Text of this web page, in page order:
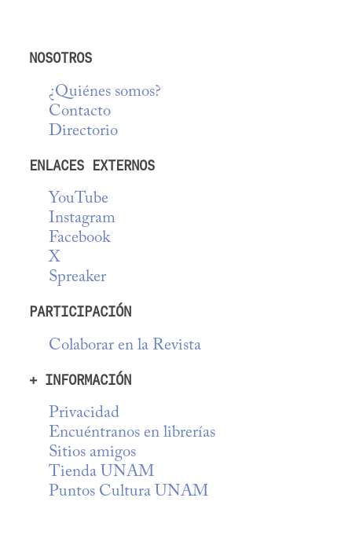
NOSOTROS
¿Quiénes somos?
Contacto
Directorio
ENLACES EXTERNOS
YouTube
Instagram
Facebook
X
Spreaker
PARTICIPACIÓN
Colaborar en la Revista
+ INFORMACIÓN
Privacidad
Encuéntranos en librerías
Sitios amigos
Tienda UNAM
Puntos Cultura UNAM